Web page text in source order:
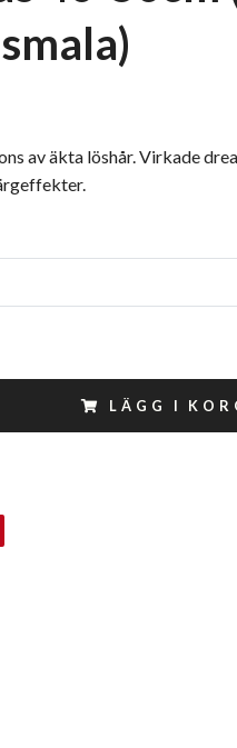
av äkta löshår. Virkade
LÄGG I